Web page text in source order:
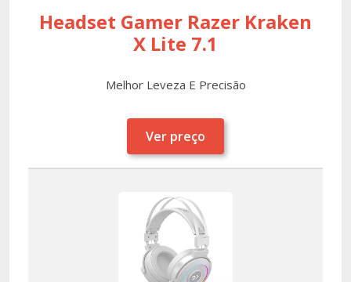
Headset Gamer Razer Kraken
X Lite 7.1
Melhor Leveza E Precisão
Ver preço